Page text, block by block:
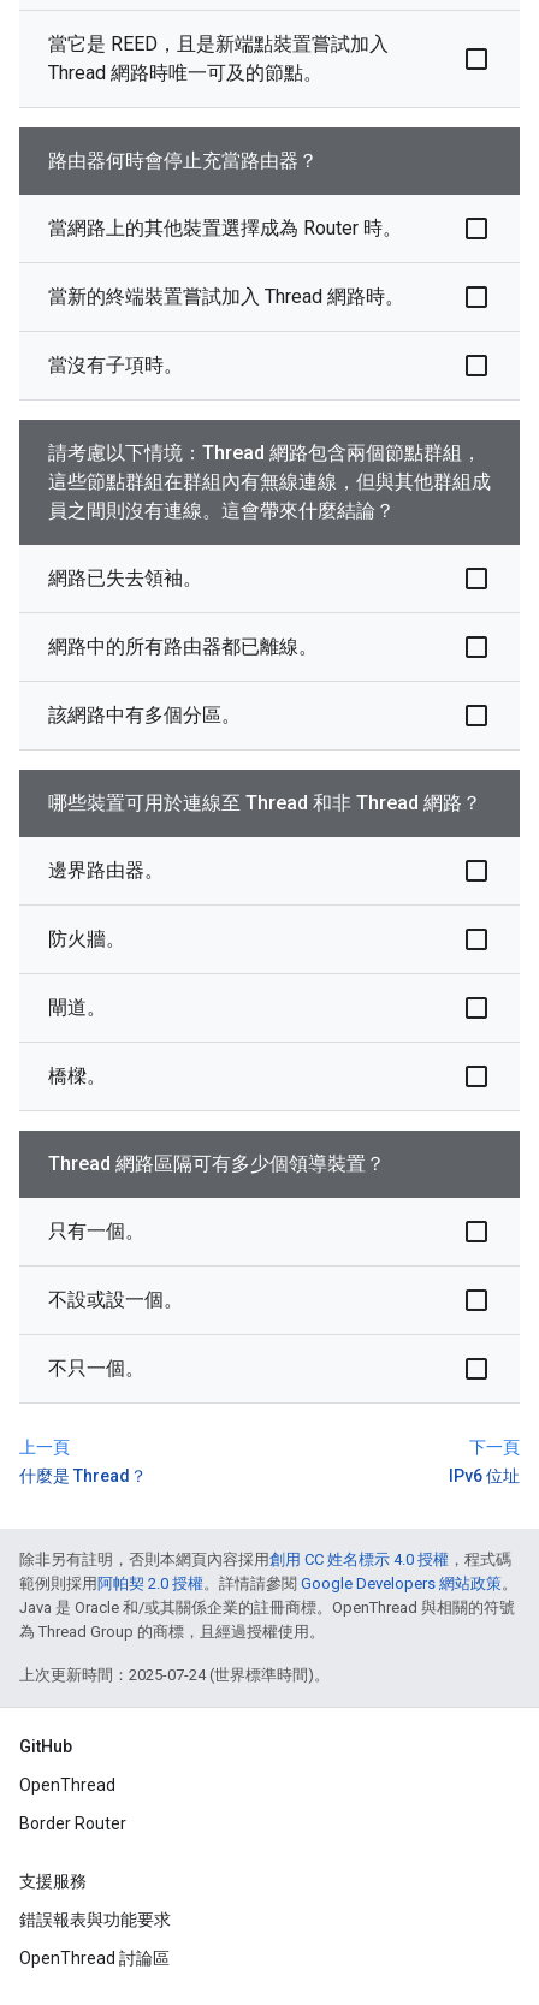
當它是 REED，且是新端點裝置嘗試加入
Thread 網路時唯一可及的節點。
路由器何時會停止充當路由器？
當網路上的其他裝置選擇成為 Router 時。
當新的終端裝置嘗試加入 Thread 網路時。
當沒有子項時。
請考慮以下情境：Thread 網路包含兩個節點群組，
這些節點群組在群組內有無線連線，但與其他群組成
員之間則沒有連線。這會帶來什麼結論？
網路已失去領袖。
網路中的所有路由器都已離線。
該網路中有多個分區。
哪些裝置可用於連線至 Thread 和非 Thread 網路？
邊界路由器。
防火牆。
閘道。
橋樑。
Thread 網路區隔可有多少個領導裝置？
只有一個。
不設或設一個。
不只一個。
上一頁
什麼是 Thread？
下一頁
IPv6 位址
除非另有註明，否則本網頁內容採用創用 CC 姓名標示 4.0 授權 ，程式碼
範例則採用 阿帕契 2.0 授權。詳情請參閱 Google Developers 網站政策。
Java 是 Oracle 和/或其關係企業的註冊商標。OpenThread 與相關的符號
為 Thread Group 的商標，且經過授權使用。
上次更新時間：2025-07-24 (世界標準時間)。
GitHub
OpenThread
Border Router
支援服務
錯誤報表與功能要求
OpenThread 討論區